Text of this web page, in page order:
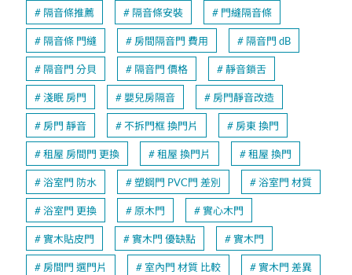
隔音條推薦 隔音條安裝 門縫隔音條
隔音條 門縫 房間隔音門 費用 隔音門 dB
隔音門 分貝 隔音門 價格 靜音鎖舌
淺眠 房門 嬰兒房隔音 房門靜音改造
房門 靜音 不拆門框 換門片 房東 換門
租屋 房間門 更換 租屋 換門片 租屋 換門
浴室門 防水 塑鋼門 PVC門 差別 浴室門 材質
浴室門 更換 原木門 實心木門
實木貼皮門 實木門 優缺點 實木門
房間門 選門片 室內門 材質 比較 實木門 差異